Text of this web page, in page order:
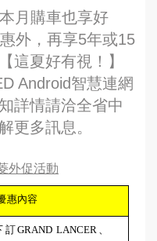
月購車也享好
外，再享5年或15
這夏好有視！】
Android智慧連網
詳情請洽全省中
更多訊息。
外促活動
惠內容
訂GRAND LANCER